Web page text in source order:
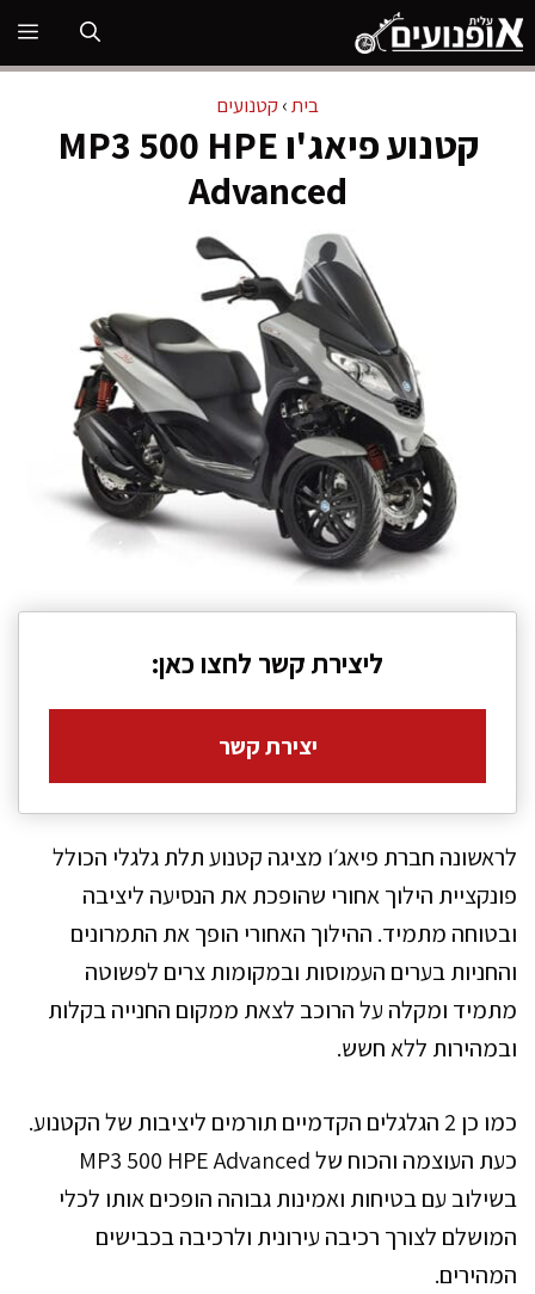
לדלג
לתוכן
בית›קטנועים
קטנוע פיאג'ו MP3 500 HPE
Advanced
ליצירת קשר לחצו כאן:
יצירת קשר
לראשונה חברת פיאג׳ו מציגה קטנוע תלת גלגלי הכולל
פונקציית הילוך אחורי שהופכת את הנסיעה ליציבה
ובטוחה מתמיד. ההילוך האחורי הופך את התמרונים
והחניות בערים העמוסות ובמקומות צרים לפשוטה
מתמיד ומקלה על הרוכב לצאת ממקום החנייה בקלות
ובמהירות ללא חשש.
כמו כן 2 הגלגלים הקדמיים תורמים ליציבות של הקטנוע.
כעת העוצמה והכוח של MP3 500 HPE Advanced
בשילוב עם בטיחות ואמינות גבוהה הופכים אותו לכלי
המושלם לצורך רכיבה עירונית ולרכיבה בכבישים
המהירים.